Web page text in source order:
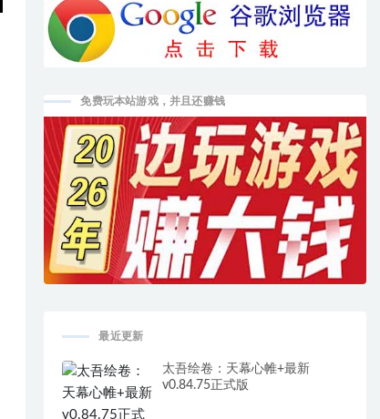
免费玩本站游戏，并且还赚钱
最近更新
太吾绘卷：天幕心帷+最新
v0.84.75正式版